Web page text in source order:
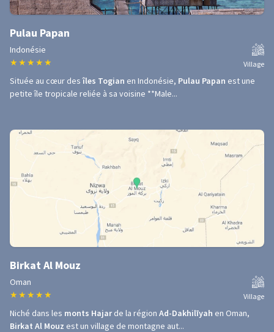
Pulau Papan
Indonésie
★ ★ ★ ★ ★ Village
Située au cœur desîles Togian en Indonésie, Pulau Papan est une
petite île tropicale reliée à sa voisine **Male...
Birkat Al Mouz
Oman
★ ★ ★ ★ ★ Village
Niché dans les monts Hajarde la région Ad-Dakhilīyah en Oman,
Birkat Al Mouz est un village de montagne aut...